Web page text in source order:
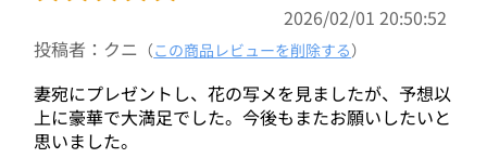
2026/02/01 20:50:52
投稿者：クニ （この商品レビューを削除する）
妻宛にプレゼントし、花の写メを見ましたが、予想以
上に豪華で大満足でした。今後もまたお願いしたいと
思いました。